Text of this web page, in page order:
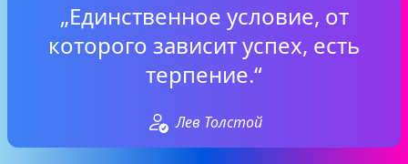
„Единственное условие, от
которого зависит успех, есть
терпение.“
Лев Толстой